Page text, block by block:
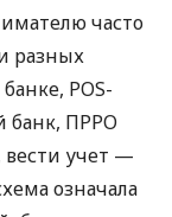
часто
разных
POS-
банк, ПРРО
вести учет —
означала